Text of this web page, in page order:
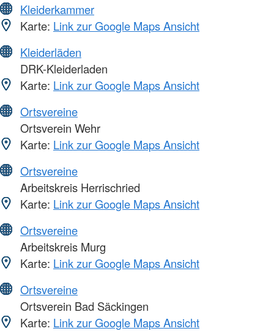
Kleiderkammer
Karte: Link zur Google Maps Ansicht
Kleiderläden
DRK-Kleiderladen
Karte: Link zur Google Maps Ansicht
Ortsvereine
Ortsverein Wehr
Karte: Link zur Google Maps Ansicht
Ortsvereine
Arbeitskreis Herrischried
Karte: Link zur Google Maps Ansicht
Ortsvereine
Arbeitskreis Murg
Karte: Link zur Google Maps Ansicht
Ortsvereine
Ortsverein Bad Säckingen
Karte: Link zur Google Maps Ansicht